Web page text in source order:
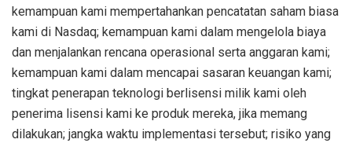
kemampuan kami mempertahankan pencatatan saham biasa
kami di Nasdaq; kemampuan kami dalam mengelola biaya
dan menjalankan rencana operasional serta anggaran kami;
kemampuan kami dalam mencapai sasaran keuangan kami;
tingkat penerapan teknologi berlisensi milik kami oleh
penerima lisensi kami ke produk mereka, jika memang
dilakukan; jangka waktu implementasi tersebut; risiko yang